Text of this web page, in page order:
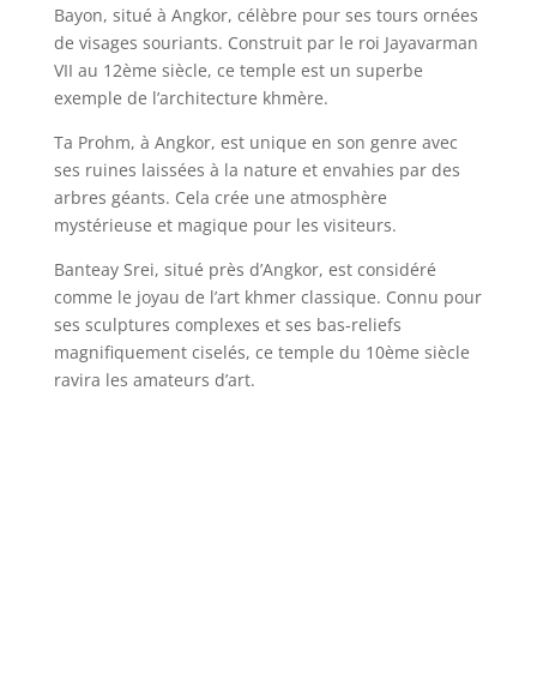
Bayon, situé à Angkor, célèbre pour ses tours ornées
de visages souriants. Construit par le roi Jayavarman
VII au 12ème siècle, ce temple est un superbe
exemple de l’architecture khmère.
Ta Prohm, à Angkor, est unique en son genre avec
ses ruines laissées à la nature et envahies par des
arbres géants. Cela crée une atmosphère
mystérieuse et magique pour les visiteurs.
Banteay Srei, situé près d’Angkor, est considéré
comme le joyau de l’art khmer classique. Connu pour
ses sculptures complexes et ses bas-reliefs
magnifiquement ciselés, ce temple du 10ème siècle
ravira les amateurs d’art.